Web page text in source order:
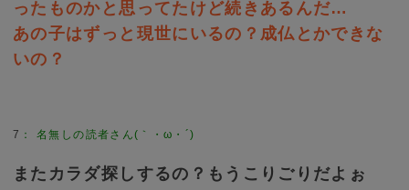
ったものかと思ってたけど続きあるんだ…
あの子はずっと現世にいるの？成仏とかできな
いの？
7 ：名無しの読者さん(｀・ω・´)
またカラダ探しするの？もうこりごりだよぉ